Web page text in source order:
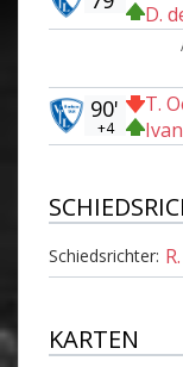
D.
T.
90'
+4
Schiedsrichter:
KARTEN